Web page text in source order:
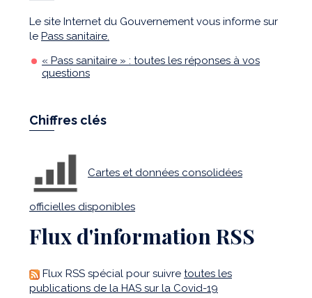
Le site Internet du Gouvernement vous informe sur
le Pass sanitaire.
« Pass sanitaire » : toutes les réponses à vos
questions
Chiffres clés
Cartes et données consolidées
officielles disponibles
Flux d'information RSS
Flux RSS spécial pour suivre toutes les
publications de la HAS sur la Covid-19